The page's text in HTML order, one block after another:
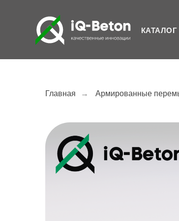
КАТАЛОГ
Главная → Армированные